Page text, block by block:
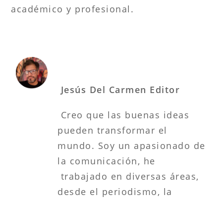
académico y profesional.
Jesús Del Carmen Editor
Creo que las buenas ideas
pueden transformar el
mundo. Soy un apasionado de
la comunicación, he
trabajado en diversas áreas,
desde el periodismo, la